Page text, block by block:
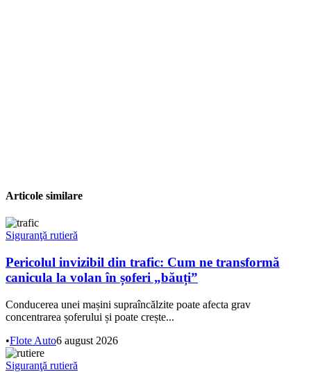
Articole similare
Siguranţă rutieră
Pericolul invizibil din trafic: Cum ne transformă
canicula la volan în șoferi „băuți”
Conducerea unei mașini supraîncălzite poate afecta grav
concentrarea șoferului și poate crește...
•Flote Auto6 august 2026
Siguranţă rutieră